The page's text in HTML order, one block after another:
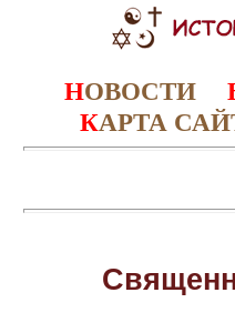
НОВОСТИ
КАРТА